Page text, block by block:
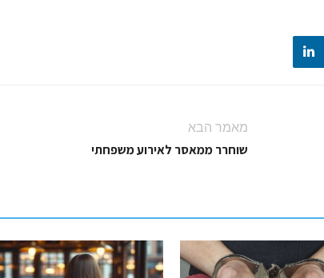
מאמר הבא
שוחרר ממאסר לאירוע משפחתי